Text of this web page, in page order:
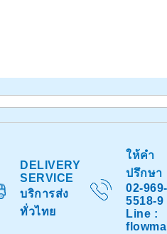
DELIVERY
SERVICE
บริการส่ง
ทั่วไทย
ให้คำ
ปรึกษา
02-969-
5518-9
Line :